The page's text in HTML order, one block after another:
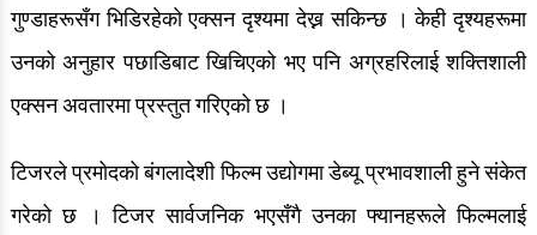
गुण्डाहरूसँग भिडिरहेको एक्सन दृश्यमा देख्न सकिन्छ । केही दृश्यहरूमा
उनको अनुहार पछाडिबाट खिचिएको भए पनि अग्रहरिलाई शक्तिशाली
एक्सन अवतारमा प्रस्तुत गरिएको छ ।
टिजरले प्रमोदको बंगलादेशी फिल्म उद्योगमा डेब्यू प्रभावशाली हुने संकेत
गरेको छ । टिजर सार्वजनिक भएसँगै उनका फ्यानहरूले फिल्मलाई